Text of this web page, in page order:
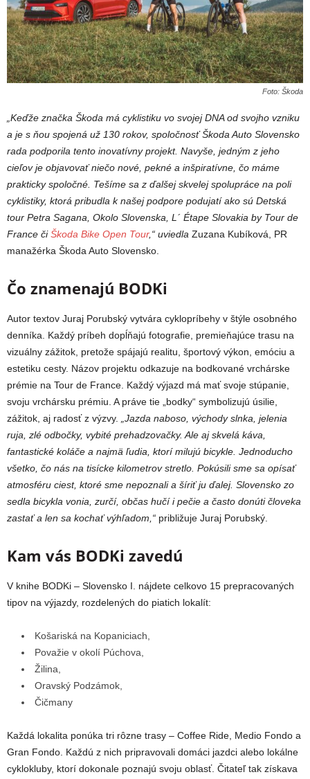
Foto: Škoda
„Keďže značka Škoda má cyklistiku vo svojej DNA od svojho vzniku
a je s ňou spojená už 130 rokov, spoločnosť Škoda Auto Slovensko
rada podporila tento inovatívny projekt. Navyše, jedným z jeho
cieľov je objavovať niečo nové, pekné a inšpiratívne, čo máme
prakticky spoločné. Tešíme sa z ďalšej skvelej spolupráce na poli
cyklistiky, ktorá pribudla k našej podpore podujatí ako sú Detská
tour Petra Sagana, Okolo Slovenska, L´ Étape Slovakia by Tour de
France čiŠkoda Bike Open Tour,“ uviedla Zuzana Kubíková, PR
manažérka Škoda Auto Slovensko.
Čo znamenajú BODKi
Autor textov Juraj Porubský vytvára cyklopríbehy v štýle osobného
denníka. Každý príbeh dopĺňajú fotografie, premieňajúce trasu na
vizuálny zážitok, pretože spájajú realitu, športový výkon, emóciu a
estetiku cesty. Názov projektu odkazuje na bodkované vrchárske
prémie na Tour de France. Každý výjazd má mať svoje stúpanie,
svoju vrchársku prémiu. A práve tie „bodky“ symbolizujú úsilie,
zážitok, aj radosť z výzvy. „Jazda naboso, východy slnka, jelenia
ruja, zlé odbočky, vybité prehadzovačky. Ale aj skvelá káva,
fantastické koláče a najmä ľudia, ktorí milujú bicykle. Jednoducho
všetko, čo nás na tisícke kilometrov stretlo. Pokúsili sme sa opísať
atmosféru ciest, ktoré sme nepoznali a šíriť ju ďalej. Slovensko zo
sedla bicykla vonia, zurčí, občas hučí i pečie a často donúti človeka
zastať a len sa kochať výhľadom,“ približuje Juraj Porubský.
Kam vás BODKi zavedú
V knihe BODKi – Slovensko I. nájdete celkovo 15 prepracovaných
tipov na výjazdy, rozdelených do piatich lokalít:
Košariská na Kopaniciach,
Považie v okolí Púchova,
Žilina,
Oravský Podzámok,
Čičmany
Každá lokalita ponúka tri rôzne trasy – Coffee Ride, Medio Fondo a
Gran Fondo. Každú z nich pripravovali domáci jazdci alebo lokálne
cyklokluby, ktorí dokonale poznajú svoju oblasť. Čitateľ tak získava